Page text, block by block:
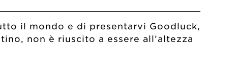
il mondo e di presentarvi Goodluck,
non è riuscito a essere all’altezza